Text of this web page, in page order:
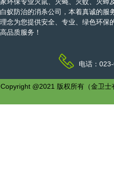
白蚁防治的消杀公司，本着真诚的服
理念为您提供安全、专业、绿色环保
高品质服务！
电话：
Copyright @2021 版权所有（金卫